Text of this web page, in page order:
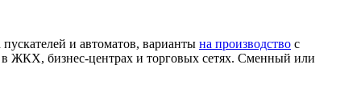
и автоматов, варианты на производство с
в ЖКХ, бизнес-центрах и торговых сетях. Сменный или